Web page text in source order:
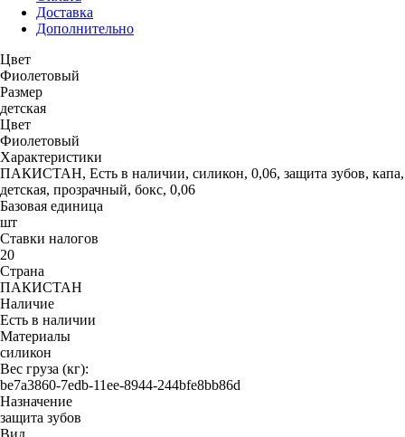
Доставка
Дополнительно
Цвет
Фиолетовый
Размер
детская
Цвет
Фиолетовый
Характеристики
ПАКИСТАН, Есть в наличии, силикон, 0,06, защита зубов, капа,
детская, прозрачный, бокс, 0,06
Базовая единица
шт
Ставки налогов
20
Страна
ПАКИСТАН
Наличие
Есть в наличии
Материалы
силикон
Вес груза (кг):
be7a3860-7edb-11ee-8944-244bfe8bb86d
Назначение
защита зубов
Вид